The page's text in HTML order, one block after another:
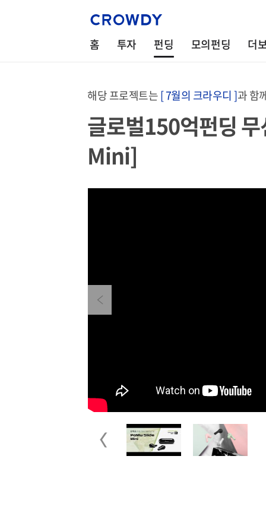
홈 투자 펀딩 모의펀딩 더
해당 프로젝트는[ 7월의 크라우디 ]과 함
글로벌150억펀딩
Mini]
Previous
Previous